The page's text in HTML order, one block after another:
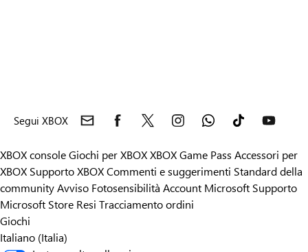
Segui XBOX
XBOX consoleGiochi per XBOXXBOX Game Pass Accessori per
XBOX Supporto XBOXCommenti e suggerimenti Standard della
communityAvviso Fotosensibilità Account Microsoft Supporto
Microsoft Store Resi Tracciamento ordini
Giochi
Italiano (Italia)